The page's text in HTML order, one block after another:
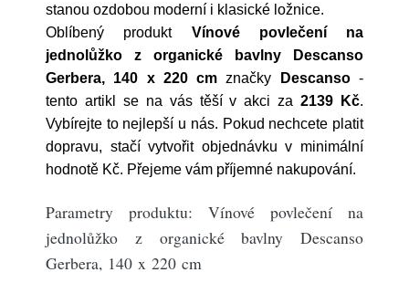
stanou ozdobou moderní i klasické ložnice.
Oblíbený produkt Vínové povlečení na
jednolůžko z organické bavlny Descanso
Gerbera, 140 x 220 cm značky Descanso-
tento artikl se na vás těší v akci za2139 Kč.
Vybírejte to nejlepší u nás. Pokud nechcete platit
dopravu, stačí vytvořit objednávku v minimální
hodnotě Kč. Přejeme vám příjemné nakupování.
Parametry produktu: Vínové povlečení na
jednolůžko z organické bavlny Descanso
Gerbera, 140 x 220 cm